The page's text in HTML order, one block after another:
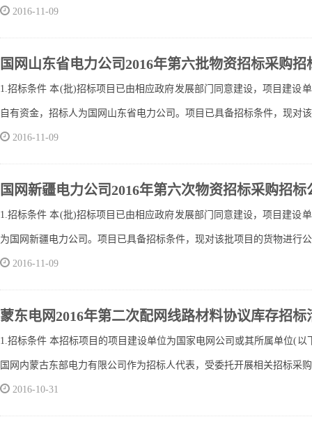
2016-11-09
国网山东省电力公司2016年第六批物资招标采购招
1.招标条件 本(批)招标项目已由相应政府发展部门同意建设，项目建设
自有资金，招标人为国网山东省电力公司。项目已具备招标条件，现对
2016-11-09
国网新疆电力公司2016年第六次物资招标采购招标
1.招标条件 本(批)招标项目已由相应政府发展部门同意建设，项目建设
为国网新疆电力公司。项目已具备招标条件，现对该批项目的货物进行
2016-11-09
蒙东电网2016年第二次配网线路材料协议库存招标
1.招标条件 本招标项目的项目建设单位为国家电网公司或其所属单位(
国网内蒙古东部电力有限公司作为招标人代表，受委托开展相关招标采
2016-10-31